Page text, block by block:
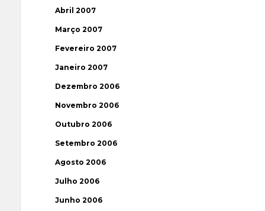
Abril 2007
Março 2007
Fevereiro 2007
Janeiro 2007
Dezembro 2006
Novembro 2006
Outubro 2006
Setembro 2006
Agosto 2006
Julho 2006
Junho 2006